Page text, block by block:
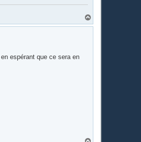
a
espérant que ce sera en